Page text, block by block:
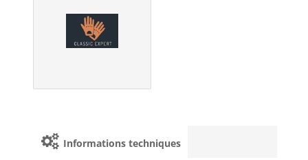
Informations techniques